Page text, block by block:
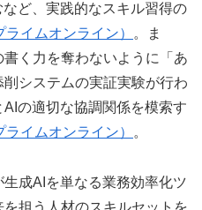
ど、実践的なスキル習得の
ライムオンライン）
。ま
く力を奪わないように「あ
システムの実証実験が行わ
の適切な協調関係を模索す
ライムオンライン） 。
成AIを単なる業務効率化ツ